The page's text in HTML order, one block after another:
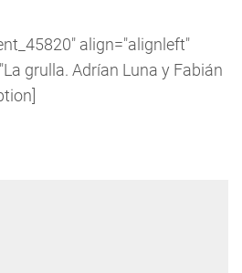
align="alignleft"
grulla. Adrían Luna y Fabián